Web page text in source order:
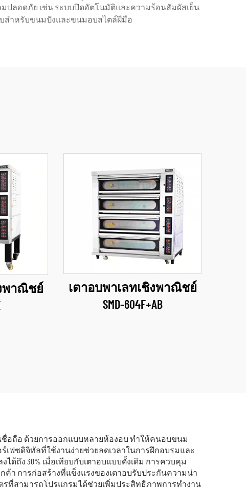
ปลอดภัย เช่น ระบบปิดอัตโนมัติและความร้อนสัมผัสเย็น
สำหรับขนมปังและขนมอบสไตล์ฝีมือ
พาณิชย์
เตาอบพาเลทเชิงพาณิชย์
SMD-604F+AB
อถือ ด้วยการออกแบบหลายห้องอบ ทำให้คนอบขนม
ซดิจิทัลที่ใช้งานง่ายช่วยลดเวลาในการฝึกอบรมและ
ถึง 30% เมื่อเทียบกับเตาอบแบบดั้งเดิม การควบคุม
การก่อสร้างที่แข็งแรงของเตาอบรับประกันความน่า
ที่สามารถโปรแกรมได้ช่วยเพิ่มประสิทธิภาพการทำงาน